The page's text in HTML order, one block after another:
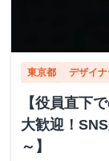
東京都 デザイ
【役員直下
大歓迎！
～】